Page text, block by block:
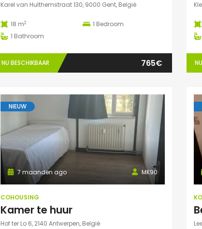
Karel van Hulthemstraat 130, 9000 Gent, België
18 m2 1 Bedroom
1 Bathroom
NU BESCHIKBAAR 765€
NIEUW
MK90
7 maanden ago
COHOUSING
Kamer te huur
Hof ter Lo 6, 2140 Antwerpen, België